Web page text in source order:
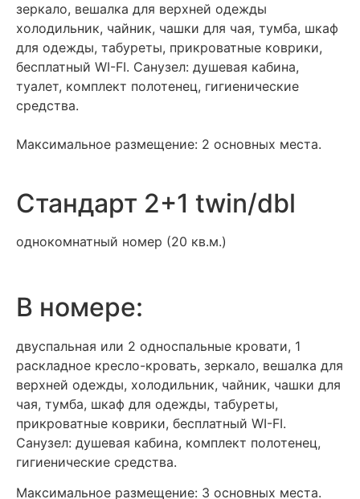
зеркало, вешалка для верхней одежды
холодильник, чайник, чашки для чая, тумба, шкаф
для одежды, табуреты, прикроватные коврики,
бесплатный WI-FI. Санузел: душевая кабина,
туалет, комплект полотенец, гигиенические
средства.
Максимальное размещение: 2 основных места.
Стандарт 2+1 twin/dbl
однокомнатный номер (20 кв.м.)
В номере:
двуспальная или 2 односпальные кровати, 1
раскладное кресло-кровать, зеркало, вешалка для
верхней одежды, холодильник, чайник, чашки для
чая, тумба, шкаф для одежды, табуреты,
прикроватные коврики, бесплатный WI-FI.
Санузел: душевая кабина, комплект полотенец,
гигиенические средства.
Максимальное размещение: 3 основных места.